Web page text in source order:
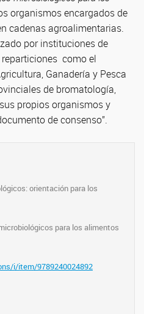
organismos encargados de
cadenas agroalimentarias.
por instituciones de
como el
Ganadería y Pesca
de bromatología,
propios organismos y
de consenso”.
orientación para los
para los alimentos
i/item/9789240024892